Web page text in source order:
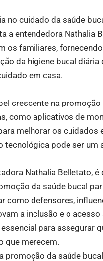
no cuidado da saúde
a entendedora Nathalia
os familiares,
da higiene bucal
em casa.
crescente na
como aplicativos de
melhorar os
tecnológica pode ser
Nathalia Belletato,
da saúde bucal
como defensores,
a inclusão e o
para assegurar
que merecem.
promoção da saúde